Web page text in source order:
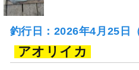
釣行日：2026年4月25日
アオリイカ